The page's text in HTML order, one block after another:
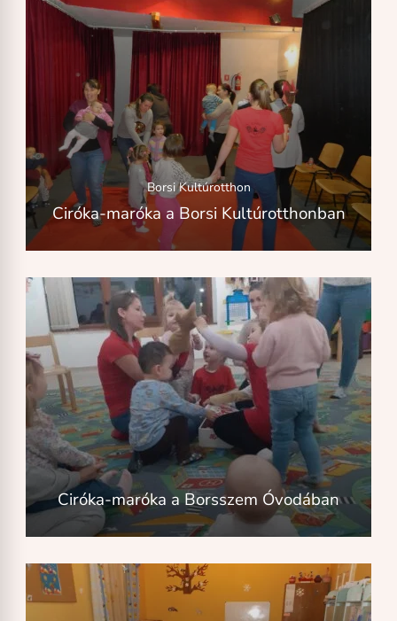
Borsi Kultúrotthon
Ciróka-maróka a Borsi Kultúrotthonban
Ciróka-maróka a Borsszem Óvodában